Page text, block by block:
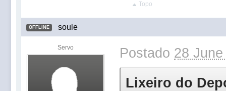
Topo
OFFLINE soule
Servo Postado 28
Lixeiro do